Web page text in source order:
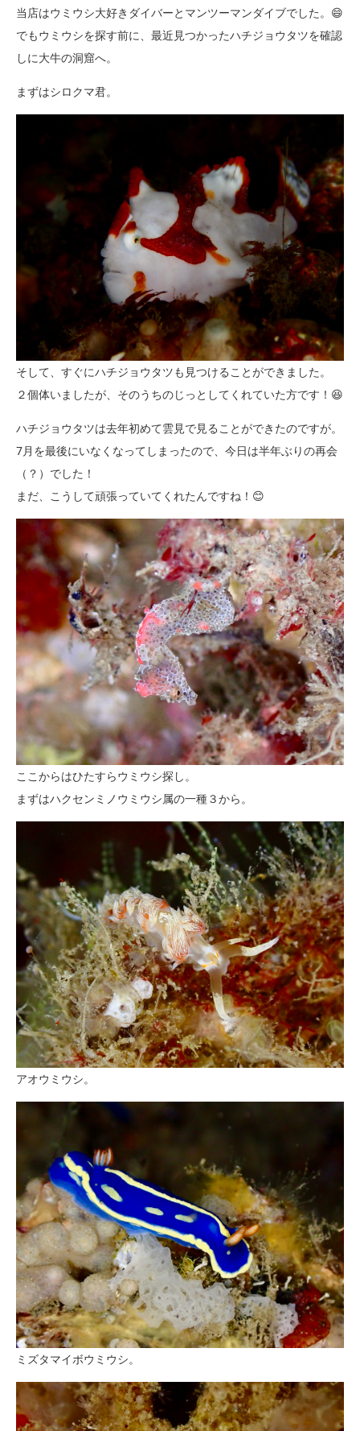
当店はウミウシ大好きダイバーとマンツーマンダイブでした。😄
でもウミウシを探す前に、最近見つかったハチジョウタツを確認
しに大牛の洞窟へ。
まずはシロクマ君。
そして、すぐにハチジョウタツも見つけることができました。
２個体いましたが、そのうちのじっとしてくれていた方です！😆
ハチジョウタツは去年初めて雲見で見ることができたのですが。
7月を最後にいなくなってしまったので、今日は半年ぶりの再会
（？）でした！
まだ、こうして頑張っていてくれたんですね！😊
ここからはひたすらウミウシ探し。
まずはハクセンミノウミウシ属の一種３から。
アオウミウシ。
ミズタマイボウミウシ。